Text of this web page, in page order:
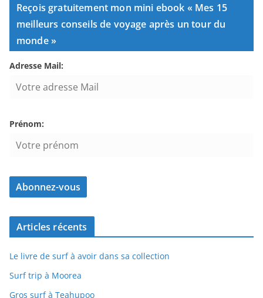
Reçois gratuitement mon mini ebook « Mes 15
meilleurs conseils de voyage après un tour du
monde »
Adresse Mail:
Prénom:
Articles récents
Le livre de surf à avoir dans sa collection
Surf trip à Moorea
Gros surf à Teahupoo